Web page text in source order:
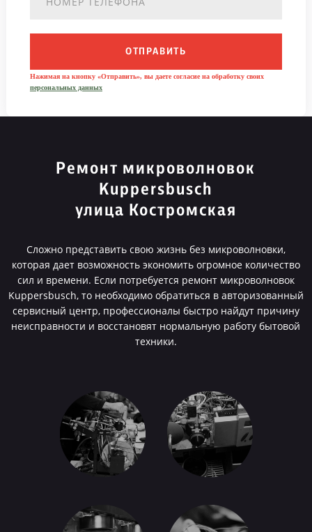
ОТПРАВИТЬ
Нажимая на кнопку «Отправить», вы даете согласие на обработку своих
персональных данных
Ремонт микроволновок
Kuppersbusch
улица Костромская
Сложно представить свою жизнь без микроволновки,
которая дает возможность экономить огромное количество
сил и времени. Если потребуется ремонт микроволновок
Kuppersbusch, то необходимо обратиться в авторизованный
сервисный центр, профессионалы быстро найдут причину
неисправности и восстановят нормальную работу бытовой
техники.